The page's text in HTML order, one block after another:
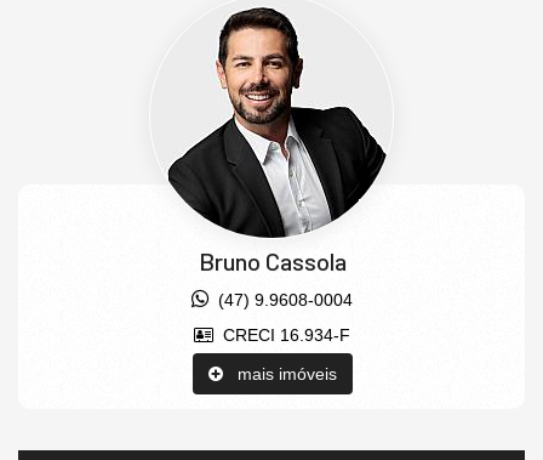
Bruno Cassola
(47) 9.9608-0004
CRECI 16.934-F
mais imóveis